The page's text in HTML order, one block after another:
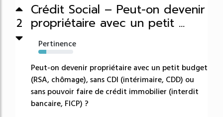
2
Crédit Social – Peut-on devenir
propriétaire avec un petit ...
Pertinence
23%
Peut-on devenir propriétaire avec un petit budget
(RSA, chômage), sans CDI (intérimaire, CDD) ou
sans pouvoir faire de crédit immobilier (interdit
bancaire, FICP) ?